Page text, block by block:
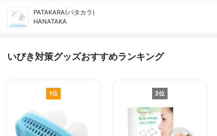
PATAKARA(パタカラ)
HANATAKA
いびき対策グッズおすすめランキング
1位 2位